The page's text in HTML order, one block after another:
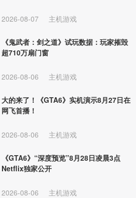
2026-08-07 主机游戏
《鬼武者：剑之道》试玩数据：玩家摧毁
超710万扇门窗
2026-08-06 主机游戏
大的来了！《GTA6》实机演示8月27日在
网飞首播！
2026-08-06 主机游戏
《GTA6》“深度预览”8月28日凌晨3点
Netflix独家公开
2026-08-06 主机游戏